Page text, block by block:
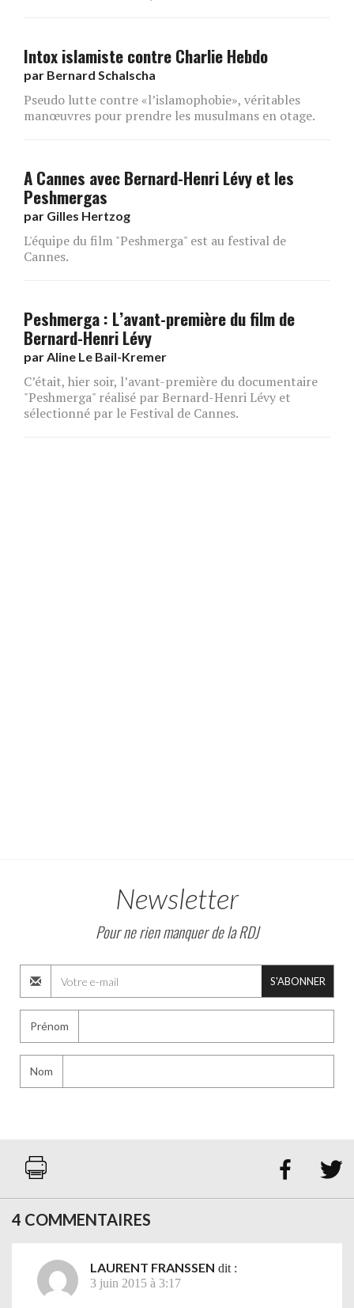
Intox islamiste contre Charlie Hebdo
par Bernard Schalscha
Pseudo lutte contre «l’islamophobie», véritables
manœuvres pour prendre les musulmans en otage.
A Cannes avec Bernard-Henri Lévy et les
Peshmergas
par Gilles Hertzog
L'équipe du film "Peshmerga" est au festival de
Cannes.
Peshmerga : L’avant-première du film de
Bernard-Henri Lévy
parAline Le Bail-Kremer
C’était, hier soir, l’avant-première du documentaire
"Peshmerga" réalisé par Bernard-Henri Lévy et
sélectionné par le Festival de Cannes.
Newsletter
Pour ne rien manquer de la RDJ
S'ABONNER
Prénom
Nom
 
4 COMMENTAIRES
LAURENT FRANSSEN dit :
3 juin 2015 à 3:17